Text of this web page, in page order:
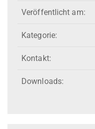
Veröffentlicht am:
Kategorie:
Kontakt:
Downloads: